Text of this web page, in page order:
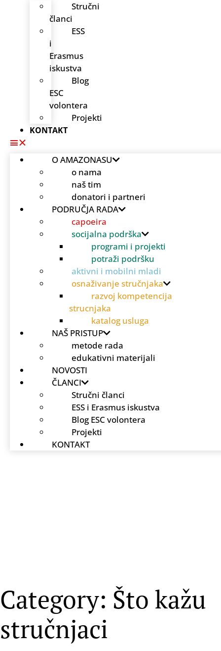
Stručni
članci
ESS
i
Erasmus
iskustva
Blog
ESC
volontera
Projekti
KONTAKT
O AMAZONASU
o nama
naš tim
donatori i partneri
PODRUČJA RADA
capoeira
socijalna podrška
programi i projekti
potraži podršku
aktivni i mobilni mladi
osnaživanje stručnjaka
razvoj kompetencija
strucnjaka
katalog usluga
NAŠ PRISTUP
metode rada
edukativni materijali
NOVOSTI
ČLANCI
Stručni članci
ESS i Erasmus iskustva
Blog ESC volontera
Projekti
KONTAKT
Category: Što kažu
stručnjaci